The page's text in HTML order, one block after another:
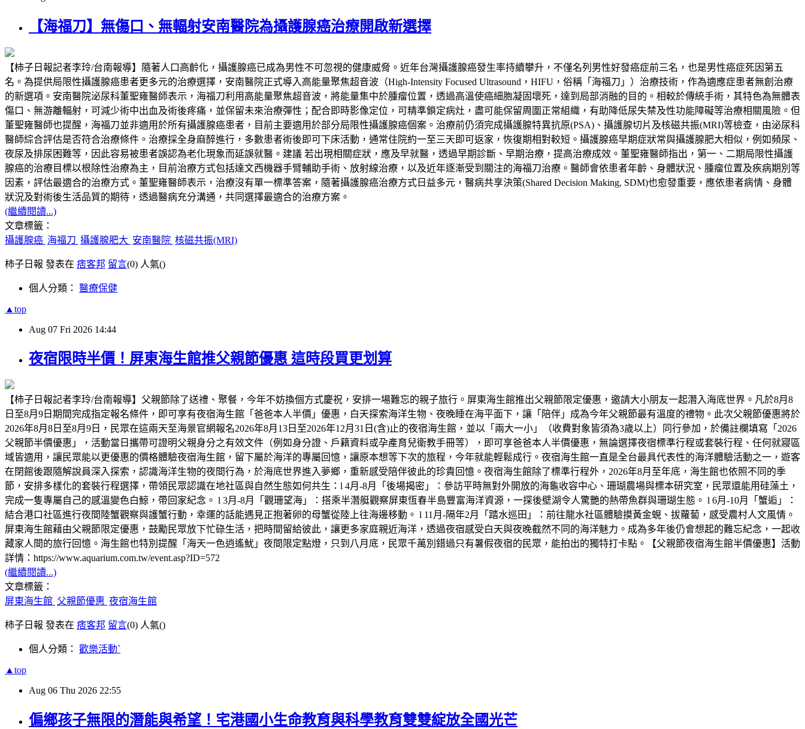
【海福刀】無傷口、無輻射安南醫院為攝護腺癌治療開啟新選擇
【柿子日報記者李玲/台南報導】隨著人口高齡化，攝護腺癌已成為男性不可忽視的健康威脅。近年台灣攝護腺癌發生率持續攀升，不僅名列男性好發癌症前三名，也是男性癌症死因第五
名。為提供局限性攝護腺癌患者更多元的治療選擇，安南醫院正式導入高能量聚焦超音波（High-Intensity Focused Ultrasound，HIFU，俗稱「海福刀」）治療技術，作為適應症患者無創治療
的新選項。安南醫院泌尿科董聖雍醫師表示，海福刀利用高能量聚焦超音波，將能量集中於腫瘤位置，透過高溫使癌細胞凝固壞死，達到局部消融的目的。相較於傳統手術，其特色為無體表
傷口、無游離輻射，可減少術中出血及術後疼痛，並保留未來治療彈性；配合即時影像定位，可精準鎖定病灶，盡可能保留周圍正常組織，有助降低尿失禁及性功能障礙等治療相關風險。但
董聖雍醫師也提醒，海福刀並非適用於所有攝護腺癌患者，目前主要適用於部分局限性攝護腺癌個案。治療前仍須完成攝護腺特異抗原(PSA)、攝護腺切片及核磁共振(MRI)等檢查，由泌尿科
醫師綜合評估是否符合治療條件。治療採全身麻醉進行，多數患者術後即可下床活動，通常住院約一至三天即可返家，恢復期相對較短。攝護腺癌早期症狀常與攝護腺肥大相似，例如頻尿、
夜尿及排尿困難等，因此容易被患者誤認為老化現象而延誤就醫。建議 若出現相關症狀，應及早就醫，透過早期診斷、早期治療，提高治療成效。董聖雍醫師指出，第一、二期局限性攝護
腺癌的治療目標以根除性治療為主，目前治療方式包括達文西機器手臂輔助手術、放射線治療，以及近年逐漸受到關注的海福刀治療。醫師會依患者年齡、身體狀況、腫瘤位置及疾病期別等
因素，評估最適合的治療方式。董聖雍醫師表示，治療沒有單一標準答案，隨著攝護腺癌治療方式日益多元，醫病共享決策(Shared Decision Making, SDM)也愈發重要，應依患者病情、身體
狀況及對術後生活品質的期待，透過醫病充分溝通，共同選擇最適合的治療方案。
(繼續閱讀...)
文章標籤：
攝護腺癌 海福刀 攝護腺肥大 安南醫院 核磁共振(MRI)
柿子日報 發表在 痞客邦 留言(0) 人氣()
個人分類： 醫療保健
▲top
Aug 07 Fri 2026 14:44
夜宿限時半價！屏東海生館推父親節優惠 這時段買更划算
【柿子日報記者李玲/台南報導】父親節除了送禮、聚餐，今年不妨換個方式慶祝，安排一場難忘的親子旅行。屏東海生館推出父親節限定優惠，邀請大小朋友一起潛入海底世界。凡於8月8
日至8月9日期間完成指定報名條件，即可享有夜宿海生館「爸爸本人半價」優惠，白天探索海洋生物、夜晚睡在海平面下，讓「陪伴」成為今年父親節最有溫度的禮物。此次父親節優惠將於
2026年8月8日至8月9日，民眾在這兩天至海景官網報名2026年8月13日至2026年12月31日(含)止的夜宿海生館，並以「兩大一小」（收費對象皆須為3歲以上）同行參加，於備註欄填寫「2026
父親節半價優惠」，活動當日攜帶可證明父親身分之有效文件（例如身分證、戶籍資料或孕產育兒衛教手冊等），即可享爸爸本人半價優惠，無論選擇夜宿標準行程或套裝行程、任何就寢區
域皆適用，讓民眾能以更優惠的價格體驗夜宿海生館，留下屬於海洋的專屬回憶，讓原本想等下次的旅程，今年就能輕鬆成行。夜宿海生館一直是全台最具代表性的海洋體驗活動之一，遊客
在閉館後跟隨解說員深入探索，認識海洋生物的夜間行為，於海底世界進入夢鄉，重新感受陪伴彼此的珍貴回憶。夜宿海生館除了標準行程外，2026年8月至年底，海生館也依照不同的季
節，安排多樣化的套裝行程選擇，帶領民眾認識在地社區與自然生態如何共生：l 4月-8月「後場揭密」：參訪平時無對外開放的海龜收容中心、珊瑚農場與標本研究室，民眾還能用硅藻土，
完成一隻專屬自己的感溫變色白鯨，帶回家紀念。 l 3月-8月「觀珊望海」：搭乘半潛艇觀察屏東恆春半島豐富海洋資源，一探後壁湖令人驚艷的熱帶魚群與珊瑚生態。 l 6月-10月「蟹逅」：
結合港口社區進行夜間陸蟹觀察與護蟹行動，幸運的話能遇見正抱著卵的母蟹從陸上往海邊移動。 l 11月-隔年2月「踏水巡田」：前往龍水社區體驗摸黃金蜆、拔蘿蔔，感受農村人文風情。
屏東海生館藉由父親節限定優惠，鼓勵民眾放下忙碌生活，把時間留給彼此，讓更多家庭親近海洋，透過夜宿感受白天與夜晚截然不同的海洋魅力。成為多年後仍會想起的難忘紀念，一起收
藏家人間的旅行回憶。海生館也特別提醒「海天一色逍遙魷」夜間限定點燈，只到八月底，民眾千萬別錯過只有暑假夜宿的民眾，能拍出的獨特打卡點。【父親節夜宿海生館半價優惠】活動
詳情：https://www.aquarium.com.tw/event.asp?ID=572
(繼續閱讀...)
文章標籤：
屏東海生館 父親節優惠 夜宿海生館
柿子日報 發表在 痞客邦 留言(0) 人氣()
個人分類： 歡樂活動ˋ
▲top
Aug 06 Thu 2026 22:55
偏鄉孩子無限的潛能與希望！宅港國小生命教育與科學教育雙雙綻放全國光芒